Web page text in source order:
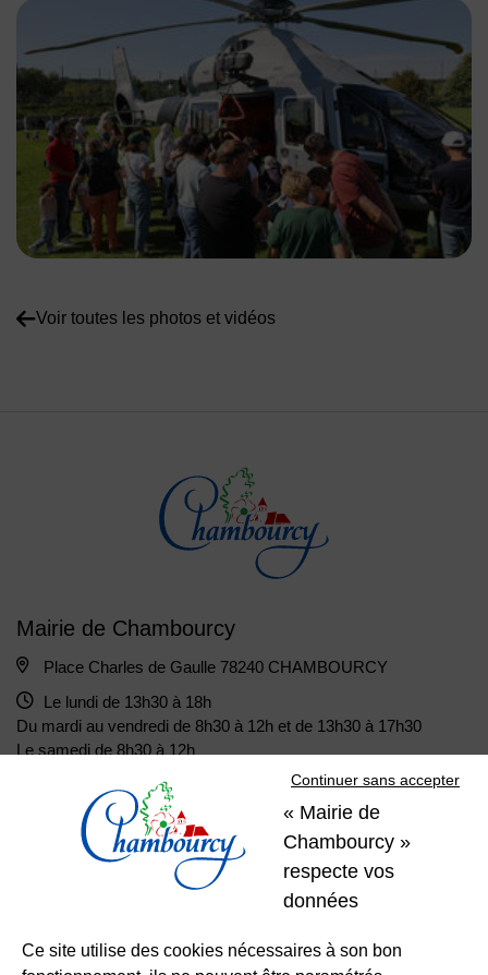
Voir toutes les photos et vidéos
Mairie de Chambourcy
Place Charles de Gaulle 78240 CHAMBOURCY
Le lundi de 13h30 à 18h
Du mardi au vendredi de 8h30 à 12h et de 13h30 à 17h30
Le samedi de 8h30 à 12h
01 39 22 31 31 Nous contacter
Restons
connectés
Continuer sans accepter
« Mairie de
Chambourcy »
respecte vos
données
Ce site utilise des cookies nécessaires à son bon